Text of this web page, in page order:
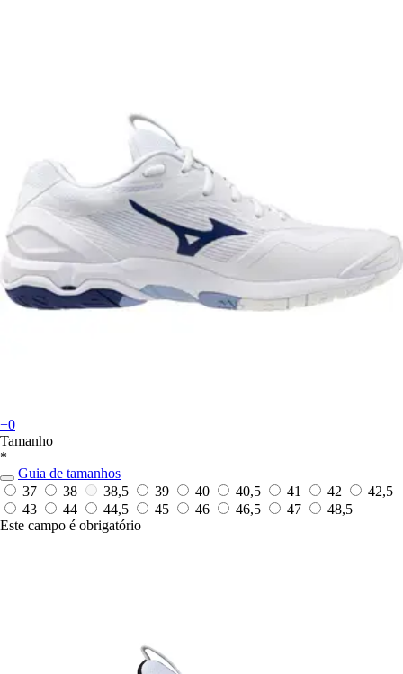
+0
Tamanho
*
Guia de tamanhos
37
38 38,5 39 40 40,5 41 42
42,5
43
44 44,5 45 46 46,5 47
48,5
Este campo é obrigatório